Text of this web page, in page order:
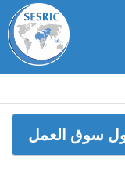
سوق العمل